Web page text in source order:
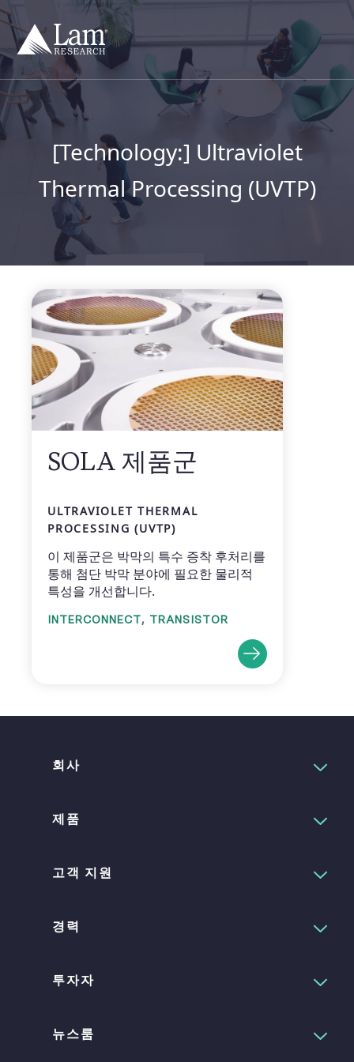
컨
텐
츠
너
기
[Technology:] Ultraviolet
Thermal Processing (UVTP)
SOLA 제품군
ULTRAVIOLET THERMAL
PROCESSING (UVTP)
이 제품군은 박막의 특수 증착 후처리를
통해 첨단 박막 분야에 필요한 물리적
특성을 개선합니다.
INTERCONNECT, TRANSISTOR
회사
제품
고객 지원
경력
투자자
뉴스룸